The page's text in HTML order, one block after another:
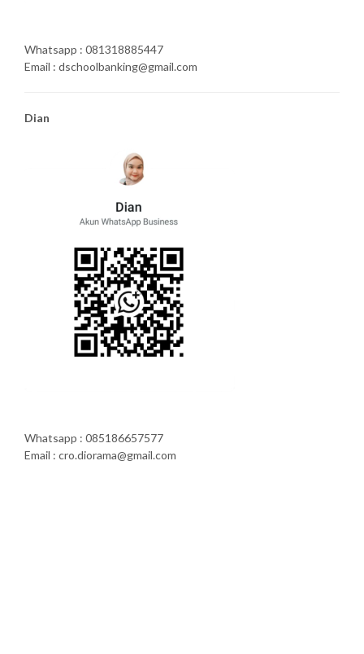
Whatsapp : 081318885447
Email : dschoolbanking@gmail.com
Dian
Whatsapp : 085186657577
Email : cro.diorama@gmail.com